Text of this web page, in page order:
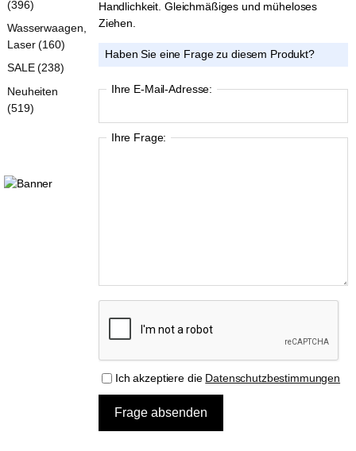
Handlichkeit. Gleichmäßiges und müheloses
Ziehen.
Haben Sie eine Frage zu diesem Produkt?
Ihre E-Mail-Adresse:
Ihre Frage:
Ich akzeptiere die Datenschutzbestimmungen
(396)
Wasserwaagen,
Laser (160)
SALE (238)
Neuheiten
(519)